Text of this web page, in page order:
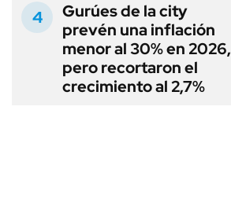
Gurúes de la city
prevén una inflación
menor al 30% en 2026,
pero recortaron el
crecimiento al 2,7%